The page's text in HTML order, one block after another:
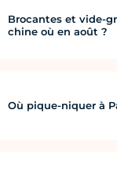
Brocantes et vide-
chine où en août ?
Où pique-niquer à